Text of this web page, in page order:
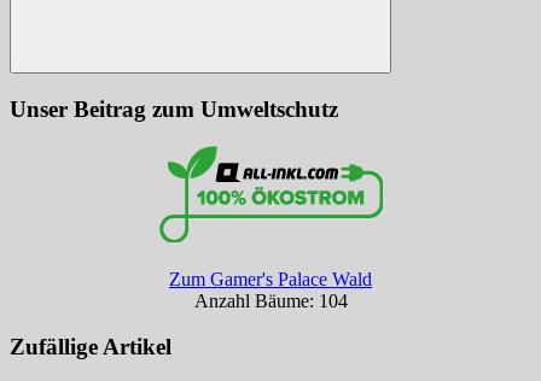
Suchen
Unser Beitrag zum Umweltschutz
Zum Gamer's Palace Wald
Anzahl Bäume: 104
Zufällige Artikel